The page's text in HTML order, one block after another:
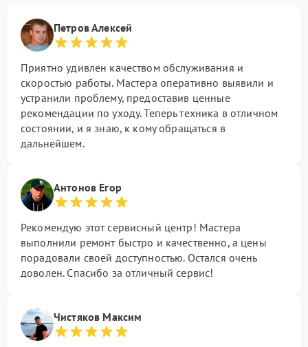
Петров Алексей
Приятно удивлен качеством обслуживания и
скоростью работы. Мастера оперативно выявили и
устранили проблему, предоставив ценные
рекомендации по уходу. Теперь техника в отличном
состоянии, и я знаю, к кому обращаться в
дальнейшем.
Антонов Егор
Рекомендую этот сервисный центр! Мастера
выполнили ремонт быстро и качественно, а цены
порадовали своей доступностью. Остался очень
доволен. Спасибо за отличный сервис!
Чистяков Максим